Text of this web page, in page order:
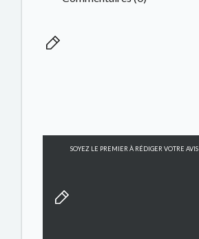
SOYEZ LE PREMIER À RÉDIGER VOTRE AVIS